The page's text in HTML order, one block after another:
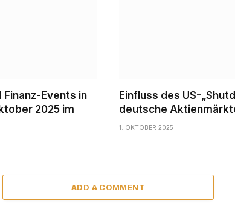
Events in
2025 im
Einfluss des US-
deutsche
1. OKTOBER 2025
ADD A COMMENT